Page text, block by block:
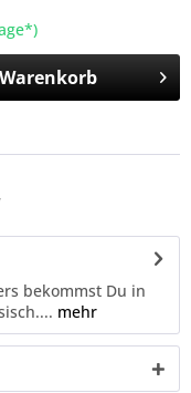
Warenkorb
bekommst Du in
mehr